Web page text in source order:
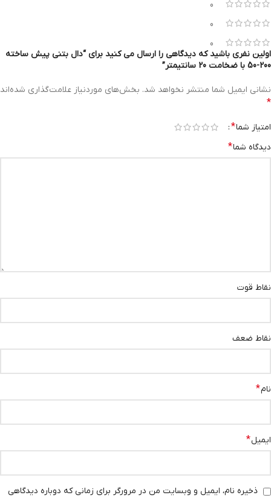
0
0
0
اولین نفری باشید که دیدگاهی را ارسال می کنید برای “دال بتنی پیش ساخته
200-50 با ضخامت 20 سانتیمتر”
نشانی ایمیل شما منتشر نخواهد شد. بخش‌های موردنیاز علامت‌گذاری شده‌اند
*
امتیاز شما*
دیدگاه شما*
نقاط قوت
نقاط ضعف
نام*
ایمیل*
ذخیره نام، ایمیل و وبسایت من در مرورگر برای زمانی که دوباره دیدگاهی